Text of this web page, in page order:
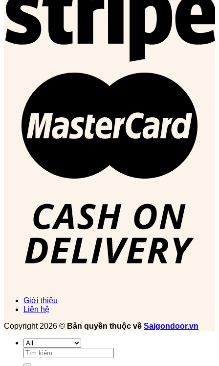
Giới thiệu
Liên hệ
Copyright 2026 © Bản quyền thuộc về Saigondoor.vn
Tìm
kiếm: